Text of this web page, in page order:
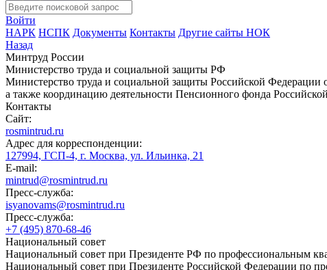
Войти
НАРК НСПК Документы Контакты Другие сайты НОК
Назад
Минтруд России
Министерство труда и социальной защиты РФ
Министерство труда и социальной защиты Российской Федерации
а также координацию деятельности Пенсионного фонда
Контакты
Сайт:
rosmintrud.ru
Адрес для корреспонденции:
127994, ГСП-4, г. Москва, ул. Ильинка, 21
E-mail:
mintrud@rosmintrud.ru
Пресс-служба:
isyanovams@rosmintrud.ru
Пресс-служба:
+7 (495) 870-68-46
Национальный совет
Национальный совет при Президенте РФ по профессиональным
Национальный совет при Президенте Российской Федерации по